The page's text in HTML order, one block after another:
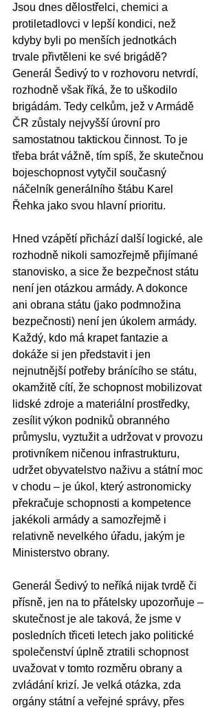
Jsou dnes dělostřelci, chemici a
protiletadlovci v lepší kondici, než
kdyby byli po menších jednotkách
trvale přivtěleni ke své brigádě?
Generál Šedivý to v rozhovoru netvrdí,
rozhodně však říká, že to uškodilo
brigádám. Tedy celkům, jež v Armádě
ČR zůstaly nejvyšší úrovní pro
samostatnou taktickou činnost. To je
třeba brát vážně, tím spíš, že skutečnou
bojeschopnost vytyčil současný
náčelník generálního štábu Karel
Řehka jako svou hlavní prioritu.
Hned vzápětí přichází další logické, ale
rozhodně nikoli samozřejmě přijímané
stanovisko, a sice že bezpečnost státu
není jen otázkou armády. A dokonce
ani obrana státu (jako podmnožina
bezpečnosti) není jen úkolem armády.
Každý, kdo má krapet fantazie a
dokáže si jen představit i jen
nejnutnější potřeby bránícího se státu,
okamžitě cítí, že schopnost mobilizovat
lidské zdroje a materiální prostředky,
zesílit výkon podniků obranného
průmyslu, vyztužit a udržovat v provozu
protivníkem ničenou infrastrukturu,
udržet obyvatelstvo naživu a státní moc
v chodu – je úkol, který astronomicky
překračuje schopnosti a kompetence
jakékoli armády a samozřejmě i
relativně nevelkého úřadu, jakým je
Ministerstvo obrany.
Generál Šedivý to neříká nijak tvrdě či
přísně, jen na to přátelsky upozorňuje –
skutečnost je ale taková, že jsme v
posledních třiceti letech jako politické
společenství úplně ztratili schopnost
uvažovat v tomto rozměru obrany a
zvládání krizí. Je velká otázka, zda
orgány státní a veřejné správy, přes